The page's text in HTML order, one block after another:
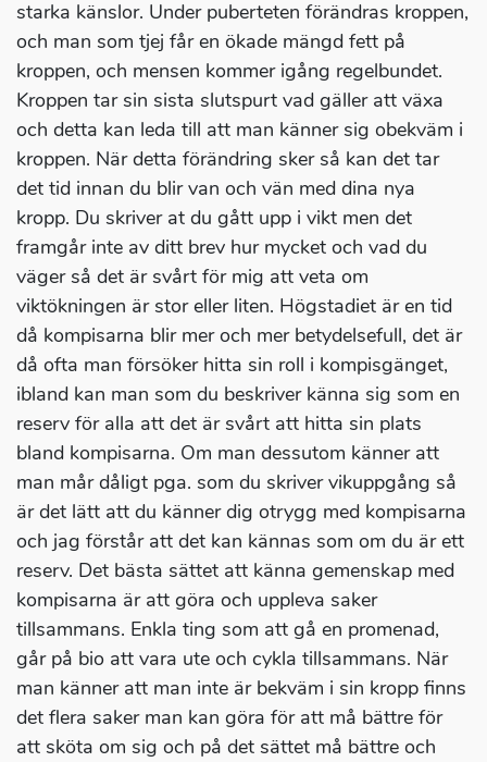
starka känslor. Under puberteten förändras kroppen,
och man som tjej får en ökade mängd fett på
kroppen, och mensen kommer igång regelbundet.
Kroppen tar sin sista slutspurt vad gäller att växa
och detta kan leda till att man känner sig obekväm i
kroppen. När detta förändring sker så kan det tar
det tid innan du blir van och vän med dina nya
kropp. Du skriver at du gått upp i vikt men det
framgår inte av ditt brev hur mycket och vad du
väger så det är svårt för mig att veta om
viktökningen är stor eller liten. Högstadiet är en tid
då kompisarna blir mer och mer betydelsefull, det är
då ofta man försöker hitta sin roll i kompisgänget,
ibland kan man som du beskriver känna sig som en
reserv för alla att det är svårt att hitta sin plats
bland kompisarna. Om man dessutom känner att
man mår dåligt pga. som du skriver vikuppgång så
är det lätt att du känner dig otrygg med kompisarna
och jag förstår att det kan kännas som om du är ett
reserv. Det bästa sättet att känna gemenskap med
kompisarna är att göra och uppleva saker
tillsammans. Enkla ting som att gå en promenad,
går på bio att vara ute och cykla tillsammans. När
man känner att man inte är bekväm i sin kropp finns
det flera saker man kan göra för att må bättre för
att sköta om sig och på det sättet må bättre och